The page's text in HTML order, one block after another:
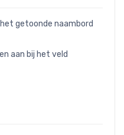
getoonde naambord
aan bij het veld